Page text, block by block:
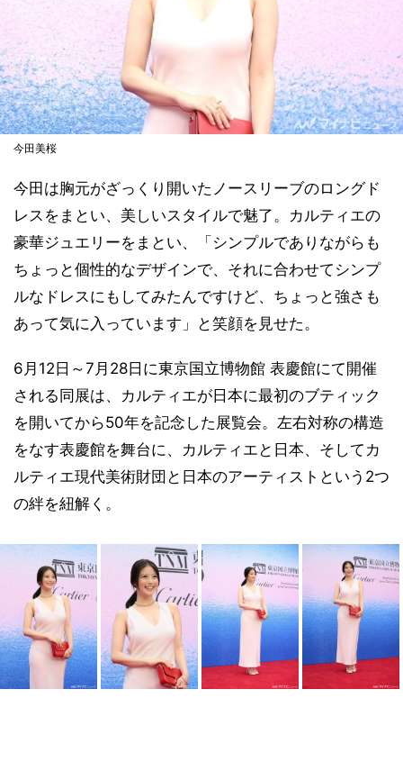
今田美桜
今田は胸元がざっくり開いたノースリーブのロングド
レスをまとい、美しいスタイルで魅了。カルティエの
豪華ジュエリーをまとい、「シンプルでありながらも
ちょっと個性的なデザインで、それに合わせてシンプ
ルなドレスにもしてみたんですけど、ちょっと強さも
あって気に入っています」と笑顔を見せた。
6月12日～7月28日に東京国立博物館 表慶館にて開催
される同展は、カルティエが日本に最初のブティック
を開いてから50年を記念した展覧会。左右対称の構造
をなす表慶館を舞台に、カルティエと日本、そしてカ
ルティエ現代美術財団と日本のアーティストという2つ
の絆を紐解く。